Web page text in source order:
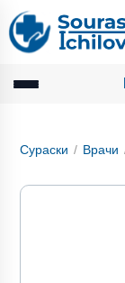
Сураски Врачи